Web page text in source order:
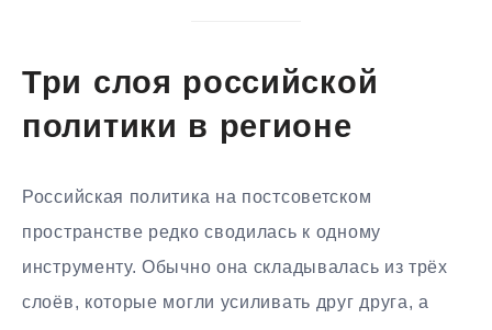
Три слоя российской
политики в регионе
Российская политика на постсоветском
пространстве редко сводилась к одному
инструменту. Обычно она складывалась из трёх
слоёв, которые могли усиливать друг друга, а